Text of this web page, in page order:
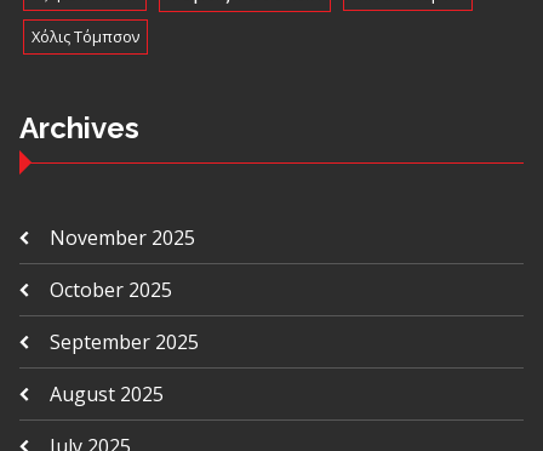
Χόλις Τόμπσον
Archives
November 2025
October 2025
September 2025
August 2025